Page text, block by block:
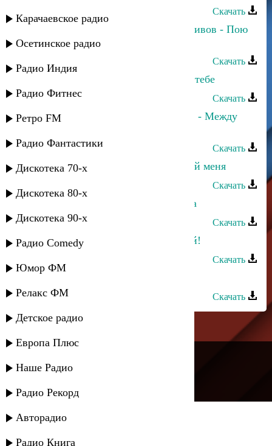
Карачаевское радио
Осетинское радио
Радио Индия
Радио Фитнес
Ретро FM
Радио Фантастики
Дискотека 70-х
Дискотека 80-х
Дискотека 90-х
Радио Comedy
Юмор ФМ
Релакс ФМ
Детское радио
Европа Плюс
Наше Радио
Радио Рекорд
Авторадио
Радио Книга
Скачать
Зухра Асельдерова и Пахрудин Ихивов - Пою
любовь моя
Скачать
Зухра Асильдерова - С любовью к тебе
Скачать
Зухра Асельдерова и Руслан Атаев - Между
Скачать
Зухра Магомедова - Нет счастливей меня
Скачать
Зухра Магомедова - Балая карабхъа
Скачать
Зухра Меджидова - Пой Зухра, пой!
Скачать
Зухра Меджидова - Радуга любви
Скачать
---
Русское радио